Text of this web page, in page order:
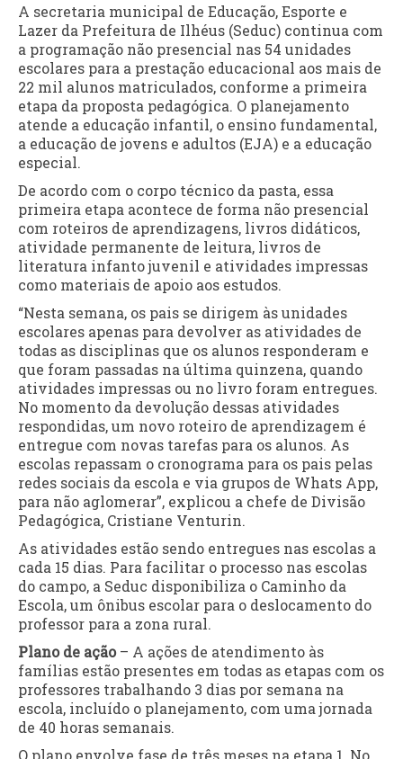
A secretaria municipal de Educação, Esporte e
Lazer da Prefeitura de Ilhéus (Seduc) continua com
a programação não presencial nas 54 unidades
escolares para a prestação educacional aos mais de
22 mil alunos matriculados, conforme a primeira
etapa da proposta pedagógica. O planejamento
atende a educação infantil, o ensino fundamental,
a educação de jovens e adultos (EJA) e a educação
especial.
De acordo com o corpo técnico da pasta, essa
primeira etapa acontece de forma não presencial
com roteiros de aprendizagens, livros didáticos,
atividade permanente de leitura, livros de
literatura infanto juvenil e atividades impressas
como materiais de apoio aos estudos.
“Nesta semana, os pais se dirigem às unidades
escolares apenas para devolver as atividades de
todas as disciplinas que os alunos responderam e
que foram passadas na última quinzena, quando
atividades impressas ou no livro foram entregues.
No momento da devolução dessas atividades
respondidas, um novo roteiro de aprendizagem é
entregue com novas tarefas para os alunos. As
escolas repassam o cronograma para os pais pelas
redes sociais da escola e via grupos de Whats App,
para não aglomerar”, explicou a chefe de Divisão
Pedagógica, Cristiane Venturin.
As atividades estão sendo entregues nas escolas a
cada 15 dias. Para facilitar o processo nas escolas
do campo, a Seduc disponibiliza o Caminho da
Escola, um ônibus escolar para o deslocamento do
professor para a zona rural.
Plano de ação– A ações de atendimento às
famílias estão presentes em todas as etapas com os
professores trabalhando 3 dias por semana na
escola, incluído o planejamento, com uma jornada
de 40 horas semanais.
O plano envolve fase de três meses na etapa 1. No